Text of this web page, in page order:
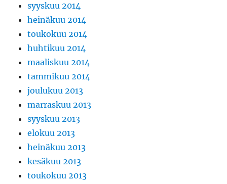
syyskuu 2014
heinäkuu 2014
toukokuu 2014
huhtikuu 2014
maaliskuu 2014
tammikuu 2014
joulukuu 2013
marraskuu 2013
syyskuu 2013
elokuu 2013
heinäkuu 2013
kesäkuu 2013
toukokuu 2013